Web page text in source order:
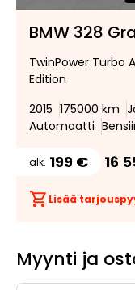
BMW 328
TwinPower Turbo
Edition
2015 175000 km
Automaatti
alk. 199 € 16
Lisää
Myynti ja